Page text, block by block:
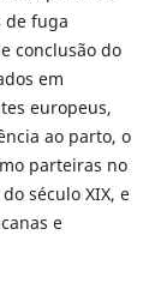
de fuga
conclusão do
em
europeus,
ao parto, o
parteiras no
século XIX, e
e